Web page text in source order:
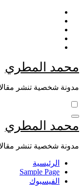
Skip
content
محمد المطري
مدونة شخصية تنشر
محمد المطري
مدونة شخصية تنشر
الرئيسية
Sample Page
الفيسبوك